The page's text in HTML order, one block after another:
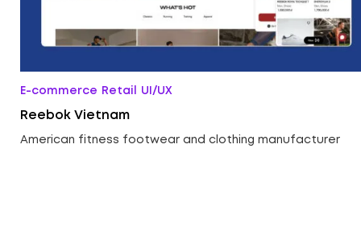
E-commerce Retail UI/UX
Reebok Vietnam
American fitness footwear and clothing manufacturer